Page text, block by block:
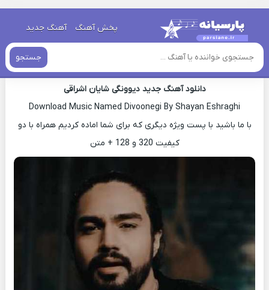
پخش آهنگ آهنگ جدید
جستجو
خانه » دانلود آهنگ جدید
اهنگ شایان اشراقی دیوونگی جدید
دانلود آهنگ جدید دیوونگی شایان اشراقی
Download Music Named Divoonegi By Shayan Eshraghi
با ما باشید با پست ویژه دیگری که برای شما اماده کردیم همراه با دو
کیفیت 320 و 128 + متن